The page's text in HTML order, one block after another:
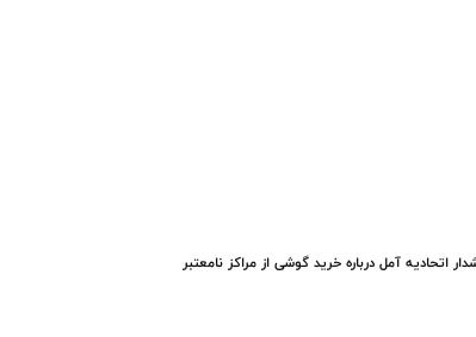
اتحادیه آمل درباره خرید گوشی از مراکز نامعتبر